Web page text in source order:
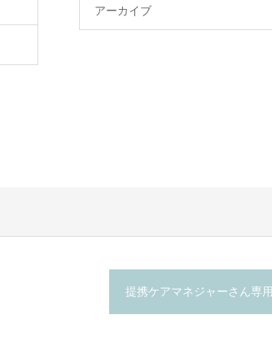
アーカイブ
提携ケアマネジャーさん専用